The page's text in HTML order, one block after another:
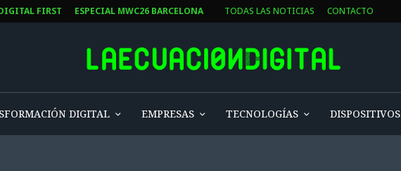
FIRST ESPECIAL MWC26 BARCELONA TODAS LAS NOTICIAS CONTACTO
DIGITAL EMPRESAS TECNOLOGÍAS DISPOSITIVOS